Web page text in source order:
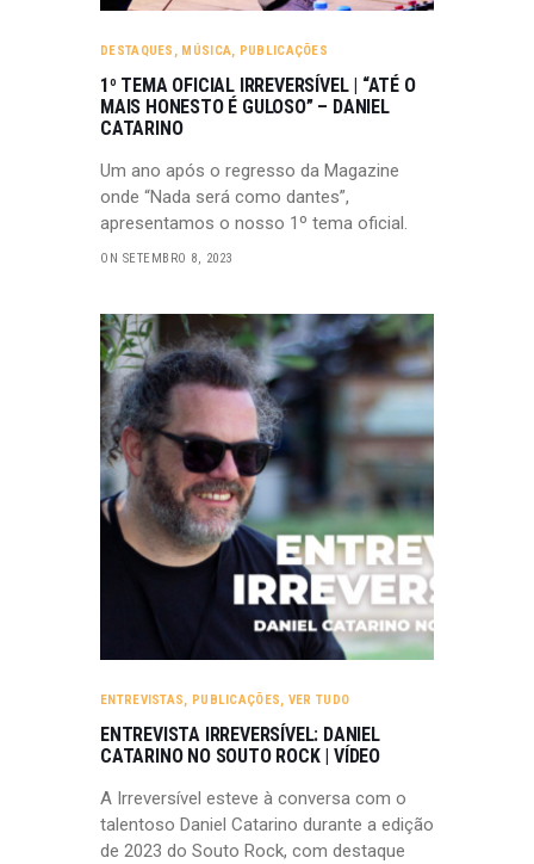
DESTAQUES , MÚSICA, PUBLICAÇÕES
1º TEMA OFICIAL IRREVERSÍVEL | “ATÉ O
MAIS HONESTO É GULOSO” – DANIEL
CATARINO
Um ano após o regresso da Magazine
onde “Nada será como dantes”,
apresentamos o nosso 1º tema oficial.
ON SETEMBRO 8, 2023
ENTREVISTAS, PUBLICAÇÕES, VER TUDO
ENTREVISTA IRREVERSÍVEL: DANIEL
CATARINO NO SOUTO ROCK | VÍDEO
A Irreversível esteve à conversa com o
talentoso Daniel Catarino durante a edição
de 2023 do Souto Rock, com destaque